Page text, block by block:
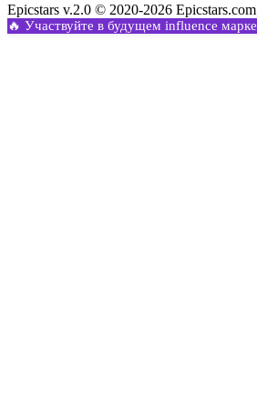
Epicstars v.2.0 © 2020-2026 Epicstars.com
🔥 Участвуйте в будущем influence